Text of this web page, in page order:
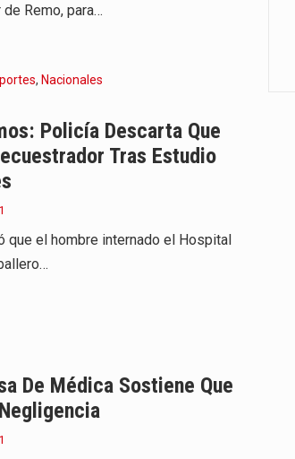
Remo, para…
, Nacionales
Policía Descarta Que
Tras Estudio
que el hombre internado el Hospital
De Médica Sostiene Que